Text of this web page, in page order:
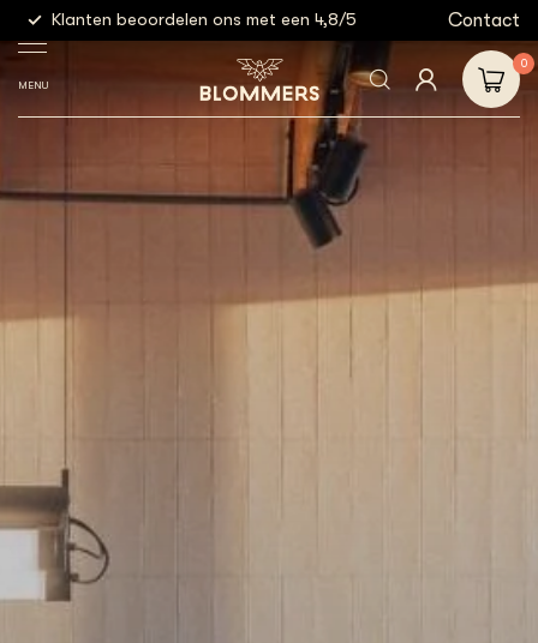
Klanten beoordelen ons met een 4,8/5 Gratis
Contact
MENU
0